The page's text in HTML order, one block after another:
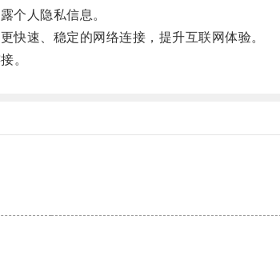
个人隐私信息。
速、稳定的网络连接，提升互联网体验。
。